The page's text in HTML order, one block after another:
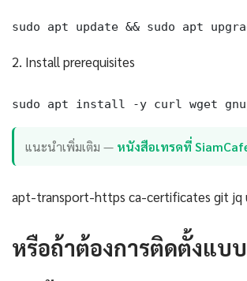
sudo apt update && sudo apt
2. Install prerequisites
sudo apt install -y curl wget
แนะนำเพิ่มเติม — หนังสือเทรดที่
apt-transport-https ca-certificates git jq
หรือถ้าต้องการติดตั้งแบ